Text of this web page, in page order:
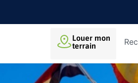
Louer mon
terrain